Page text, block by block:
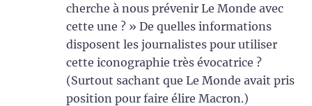
cherche à nous prévenir Le Monde avec
cette une ? » De quelles informations
disposent les journalistes pour utiliser
cette iconographie très évocatrice ?
(Surtout sachant que Le Monde avait pris
position pour faire élire Macron.)